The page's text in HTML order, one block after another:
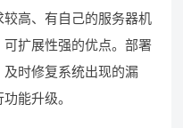
高、有自己的服务器机
扩展性强的优点。部署
时修复系统出现的漏
能升级。